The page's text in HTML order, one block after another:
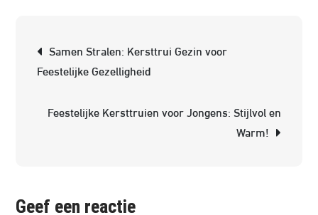
Samen Stralen: Kersttrui Gezin voor
Feestelijke Gezelligheid
Feestelijke Kersttruien voor Jongens: Stijlvol en
Warm!
Geef een reactie